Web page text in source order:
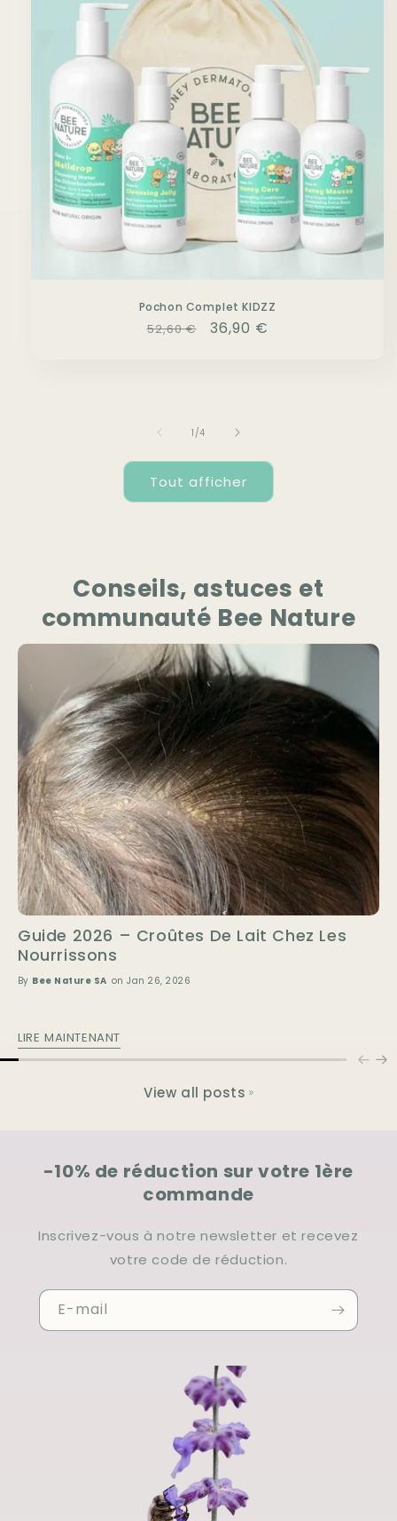
Pochon Complet KIDZZ
Prix
52,60 €
Prix
36,90 €
1 /de
4
Tout afficher
Conseils, astuces et
communauté Bee Nature
Guide 2026 – Croûtes De Lait Chez Les
Nourrissons
By Bee Nature SA on Jan 26, 2026
LIRE MAINTENANT
View all posts
-10% de réduction sur votre 1ère
commande
Inscrivez-vous à notre newsletter et recevez
votre code de réduction.
E-mail